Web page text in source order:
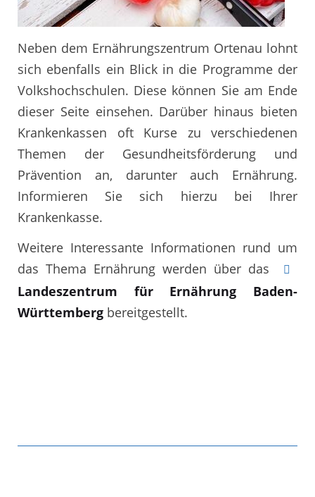
Neben dem Ernährungszentrum Ortenau lohnt
sich ebenfalls ein Blick in die Programme der
Volkshochschulen. Diese können Sie am Ende
dieser Seite einsehen. Darüber hinaus bieten
Krankenkassen oft Kurse zu verschiedenen
Themen der Gesundheitsförderung und
Prävention an, darunter auch Ernährung.
Informieren Sie sich hierzu bei Ihrer
Krankenkasse.
Weitere Interessante Informationen rund um
das Thema Ernährung werden über das
Landeszentrum für Ernährung Baden-
Württemberg bereitgestellt.